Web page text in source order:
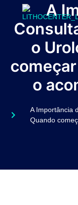
A
o
o
A Importância
Quando